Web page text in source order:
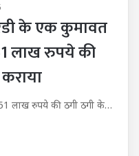
के एक कुमावत
लाख रुपये की
लाख रुपये की ठगी ठगी के…